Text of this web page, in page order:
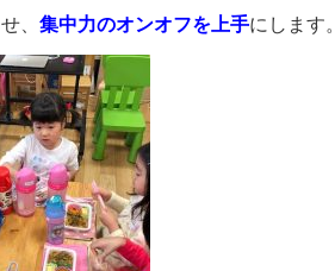
、集中力のオンオフを上手にします。